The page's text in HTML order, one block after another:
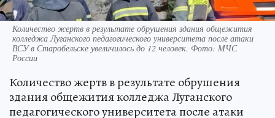
Количество жертв в результате обрушения здания общежития
колледжа Луганского педагогического университета после атаки
ВСУ в Старобельске увеличилось до 12 человек. Фото: МЧС
России
Количество жертв в результате обрушения
здания общежития колледжа Луганского
педагогического университета после атаки